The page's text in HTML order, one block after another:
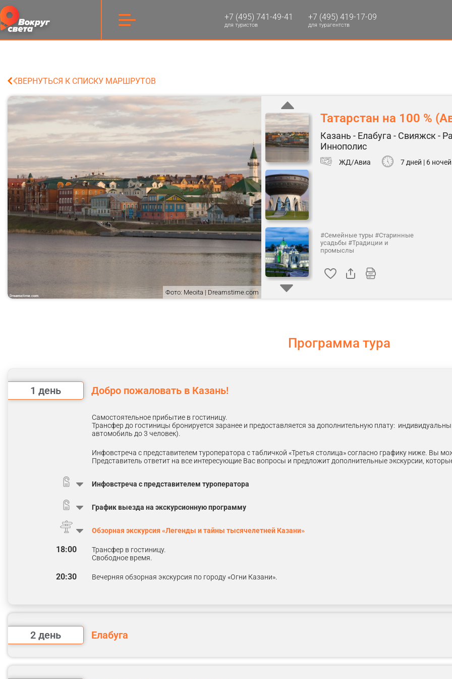
+7 (495) 741-49-41
для туристов
+7 (495) 419-17-09
для турагентств
ВЕРНУТЬСЯ К СПИСКУ МАРШРУТОВ
Фото: Meoita | Dreamstime.com
Татарстан на 100 %
Казань - Елабуга - Свияжск -
Иннополис
ЖД/Авиа 7 дней | 6 ночей
#Семейные туры #Старинные
усадьбы #Традиции и
промыслы
Программа тура
1 день Добро пожаловать в Казань!
Самостоятельное прибытие в гостиницу.
Трансфер до гостиницы бронируется заранее и предоставляется за дополнительную плату:
автомобиль до 3 человек).
Инфовстреча с представителем туроператора с табличкой «Третья столица» согласно графику ниже. Вы
Представитель ответит на все интересующие Вас вопросы и предложит дополнительные экскурсии,
Инфовстреча с представителем туроператора
График выезда на экскурсионную программу
Обзорная экскурсия «Легенды и тайны тысячелетней Казани»
18:00
Трансфер в гостиницу.
Свободное время.
20:30 Вечерняя обзорная экскурсия по городу «Огни Казани».
2 день Елабуга